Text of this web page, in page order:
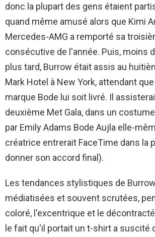
donc la plupart des gens étaient
quand même amusé alors que Kimi
Mercedes-AMG a remporté sa
consécutive de l'année. Puis, moins
plus tard, Burrow était assis au
Mark Hotel à New York, attendant
marque Bode lui soit livré. Il
deuxième Met Gala, dans un
par Emily Adams Bode Aujla elle-
créatrice entrerait FaceTime dans la
donner son accord final).
Les tendances stylistiques de
médiatisées et souvent scrutées,
coloré, l'excentrique et le
le fait qu'il portait un t-shirt a suscité